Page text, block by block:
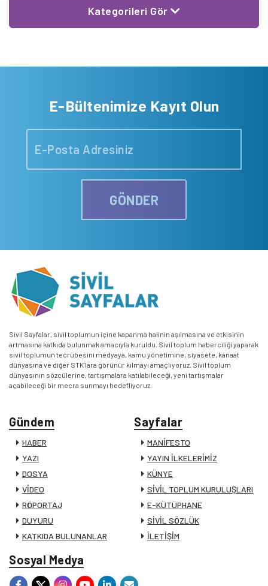
Kategorileri Gör
E-Bültenimize Kayıt Olun
GÖNDER
Sivil Sayfalar, sivil toplumun içine kapanma halinin aşılmasına ve etkisinin
artmasına katkıda bulunmak amacıyla kuruldu. Sivil toplum haberciliği yaparak
sivil toplumun tecrübesini medyaya, kamu yönetimine, siyasete, kanaat
dünyasına ve diğer STK’lara görünür kılmayı amaçlıyoruz. Sivil toplum
dünyasının sözcülerine, tartışmalara katılabileceği, yeni tartışmalar
açabileceği bir mecra sunmayı hedefliyoruz.
Gündem
HABER
YAZI
DOSYA
VİDEO
RÖPORTAJ
DUYURU
KATKIDA BULUNANLAR
Sayfalar
MANİFESTO
YAYIN İLKELERİMİZ
KÜNYE
SİVİL TOPLUM KURULUŞLARI
E-KÜTÜPHANE
SİVİL SÖZLÜK
İLETİŞİM
Sosyal Medya